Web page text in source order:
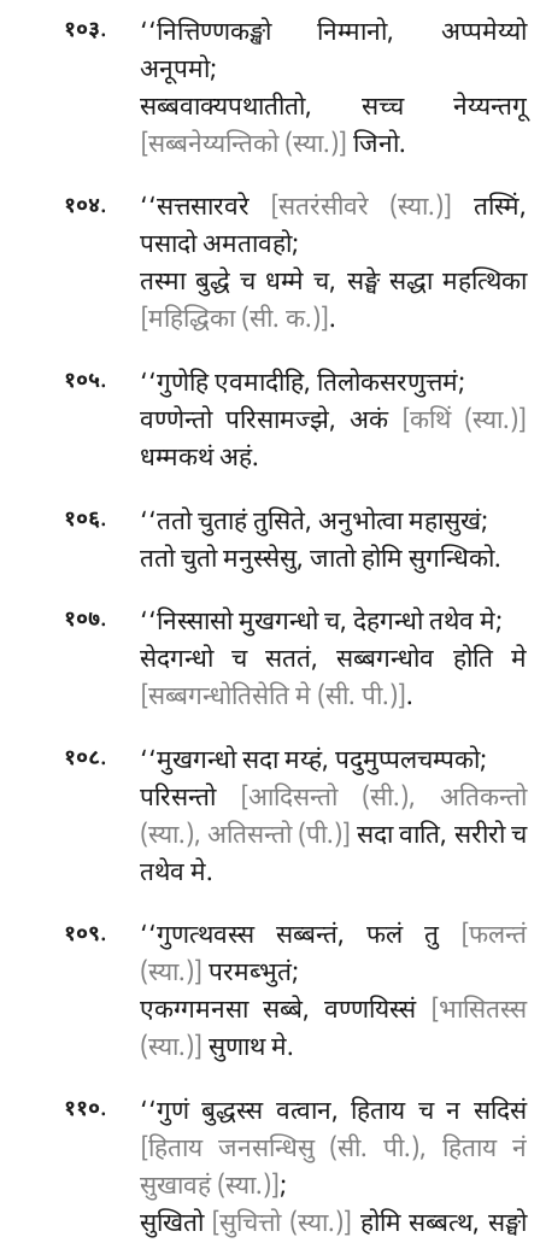
१०३.
‘‘नित्तिण्णकङ्खो निम्मानो, अप्पमेय्यो
अनूपमो;
सब्बवाक्यपथातीतो, सच्च नेय्यन्तगू
[सब्बनेय्यन्तिको (स्या.)] जिनो.
१०४. ‘‘सत्तसारवरे [सतरंसीवरे (स्या.)]
तस्मिं,
पसादो अमतावहो;
तस्मा बुद्धे च धम्मे च, सङ्घे सद्धा महत्थिका
[महिद्धिका (सी. क.)].
१०५.
‘‘गुणेहि एवमादीहि, तिलोकसरणुत्तमं;
वण्णेन्तो परिसामज्झे, अकं [कथिं (स्या.)]
धम्मकथं अहं.
१०६.
‘‘ततो चुताहं तुसिते, अनुभोत्वा महासुखं;
ततो चुतो मनुस्सेसु, जातो होमि सुगन्धिको.
१०७.
‘‘निस्सासो मुखगन्धो च, देहगन्धो तथेव मे;
सेदगन्धो च सततं, सब्बगन्धोव होति मे
[सब्बगन्धोतिसेति मे (सी. पी.)].
१०८. ‘‘मुखगन्धोसदा मय्हं, पदुमुप्पलचम्पको;
परिसन्तो
[आदिसन्तो (सी.), अतिकन्तो
(स्या.), अतिसन्तो (पी.)] सदा वाति, सरीरो च
तथेव मे.
१०९. ‘‘गुणत्थवस्स सब्बन्तं, फलं तु
[फलन्तं
(स्या.)] परमब्भुतं;
एकग्गमनसा सब्बे, वण्णयिस्सं [भासितस्स
(स्या.)] सुणाथ मे.
११०. ‘‘गुणंबुद्धस्स वत्वान, हिताय च न सदिसं
[हिताय जनसन्धिसु (सी. पी.), हिताय नं
सुखावहं (स्या.)];
सुखितो [सुचित्तो (स्या.)] होमि सब्बत्थ, सङ्घो